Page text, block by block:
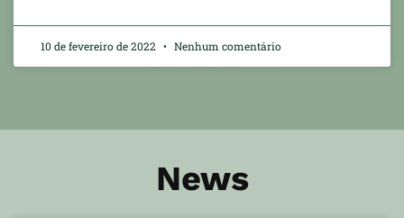
10 de fevereiro de 2022 Nenhum comentário
News